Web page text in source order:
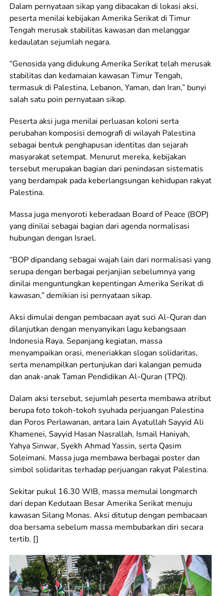
Dalam pernyataan sikap yang dibacakan di lokasi aksi,
peserta menilai kebijakan Amerika Serikat di Timur
Tengah merusak stabilitas kawasan dan melanggar
kedaulatan sejumlah negara.
“Genosida yang didukung Amerika Serikat telah merusak
stabilitas dan kedamaian kawasan Timur Tengah,
termasuk di Palestina, Lebanon, Yaman, dan Iran,” bunyi
salah satu poin pernyataan sikap.
Peserta aksi juga menilai perluasan koloni serta
perubahan komposisi demografi di wilayah Palestina
sebagai bentuk penghapusan identitas dan sejarah
masyarakat setempat. Menurut mereka, kebijakan
tersebut merupakan bagian dari penindasan sistematis
yang berdampak pada keberlangsungan kehidupan rakyat
Palestina.
Massa juga menyoroti keberadaan Board of Peace (BOP)
yang dinilai sebagai bagian dari agenda normalisasi
hubungan dengan Israel.
“BOP dipandang sebagai wajah lain dari normalisasi yang
serupa dengan berbagai perjanjian sebelumnya yang
dinilai menguntungkan kepentingan Amerika Serikat di
kawasan,” demikian isi pernyataan sikap.
Aksi dimulai dengan pembacaan ayat suci Al-Quran dan
dilanjutkan dengan menyanyikan lagu kebangsaan
Indonesia Raya. Sepanjang kegiatan, massa
menyampaikan orasi, meneriakkan slogan solidaritas,
serta menampilkan pertunjukan dari kalangan pemuda
dan anak-anak Taman Pendidikan Al-Quran (TPQ).
Dalam aksi tersebut, sejumlah peserta membawa atribut
berupa foto tokoh-tokoh syuhada perjuangan Palestina
dan Poros Perlawanan, antara lain Ayatullah Sayyid Ali
Khamenei, Sayyid Hasan Nasrallah, Ismail Haniyah,
Yahya Sinwar, Syekh Ahmad Yassin, serta Qasim
Soleimani. Massa juga membawa berbagai poster dan
simbol solidaritas terhadap perjuangan rakyat Palestina.
Sekitar pukul 16.30 WIB, massa memulai longmarch
dari depan Kedutaan Besar Amerika Serikat menuju
kawasan Silang Monas. Aksi ditutup dengan pembacaan
doa bersama sebelum massa membubarkan diri secara
tertib. []